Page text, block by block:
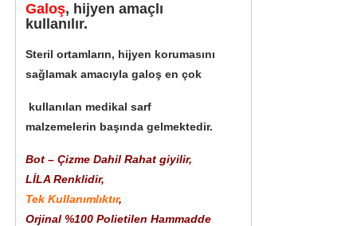
Galoş, hijyen amaçlı
kullanılır.
Steril ortamların, hijyen korumasını
sağlamak amacıyla galoş en çok
kullanılan medikal sarf
malzemelerin başında gelmektedir.
Bot – Çizme Dahil Rahat giyilir,
LİLA Renklidir,
Tek Kullanımlıktır,
Orjinal %100 Polietilen Hammadde